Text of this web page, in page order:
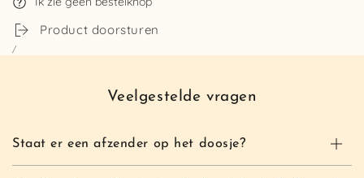
Product doorsturen
/
Veelgestelde vragen
Staat er een afzender op het doosje?